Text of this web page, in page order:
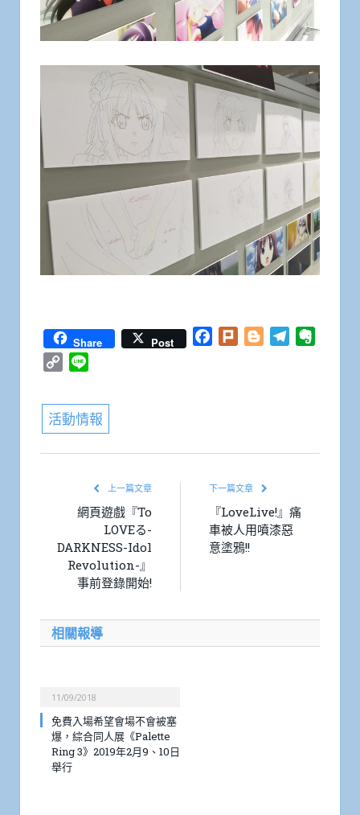
Share Post Facebook
Plurk BloggerTelegram
Copy
活動情報
上一篇文章
網頁遊戲『To
LOVEる-
DARKNESS-Idol
Revolution-』
事前登錄開始!
下一篇文章
『LoveLive!』痛
車被人用噴漆惡
意塗鴉!!
相關報導
11/09/2018
免費入場希望會場不會被塞
爆，綜合同人展《Palette
Ring 3》2019年2月9、10日
舉行